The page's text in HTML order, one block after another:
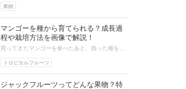
果樹
議な果実、タマリロの特徴や食べ方を...
トロピカルフルーツ
マンゴーを種から育てられる？成長過
程や栽培方法を画像で解説！
買ってきたマンゴーを食べたあと、残った種を育
ンゴーといえば苗が一般的ですが、家...
ジャックフルーツってどんな果物？特